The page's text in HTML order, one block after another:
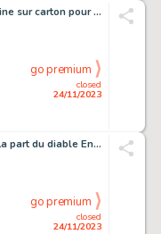
Marée basse Encre de Chine sur carton pour la planche...
closed
24/11/2023
go premium
Les 7 vies de l'Épervier - La part du diable Encre...
closed
24/11/2023
go premium